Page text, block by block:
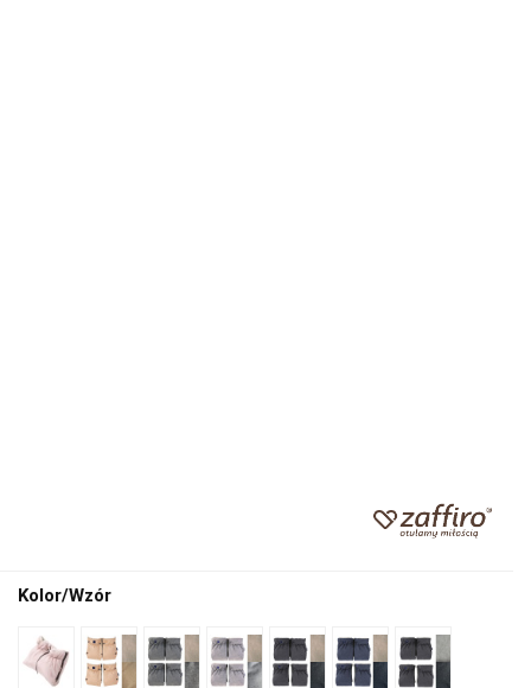
Kolor/Wzór